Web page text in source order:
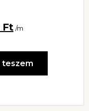
Ft /m
teszem